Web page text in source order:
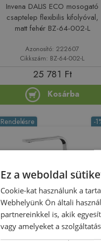
Invena DALIS ECO mosogató
csaptelep flexibilis kifolyóval,
matt fehér BZ-64-002-L
Azonosító: 222607
Cikkszám: BZ-64-002-L
25 781 Ft
Kosárba
-
Rendelésre
Laveo KVADRATO álló
mosogató csaptelep,
Ez a weboldal
Cookie-kat használunk a
Webhelyünk Ön általi
partnereinkkel is, akik
vagy amelyeket a